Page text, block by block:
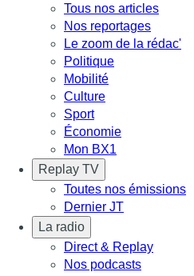
Tous nos articles
Nos reportages
Le zoom de la rédac'
Politique
Mobilité
Culture
Sport
Économie
Mon BX1
Replay TV
Toutes nos émissions
Dernier JT
La radio
Direct & Replay
Nos podcasts